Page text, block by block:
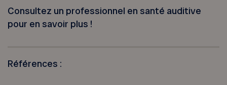
Consultez un professionnel en santé auditive
pour en savoir plus !
Références :